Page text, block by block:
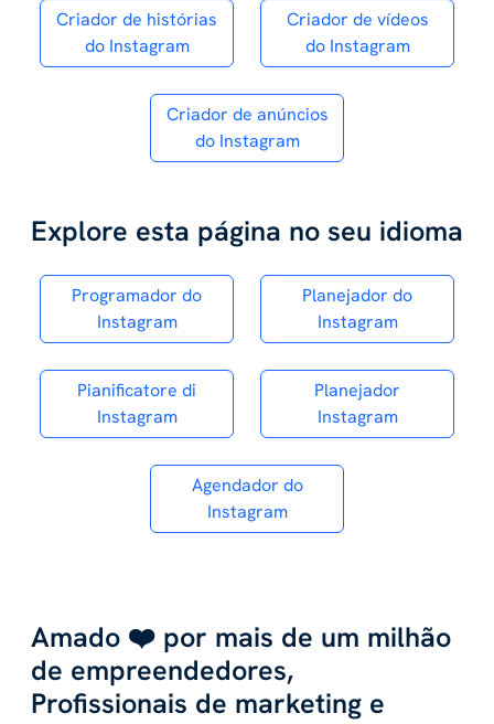
Criador de histórias
do Instagram
Criador de vídeos
do Instagram
Criador de anúncios
do Instagram
Explore esta página no seu idioma
Programador do
Instagram
Planejador do
Instagram
Pianificatore di
Instagram
Planejador
Instagram
Agendador do
Instagram
Amado ❤️ por mais de um milhão
de empreendedores,
Profissionais de marketing e